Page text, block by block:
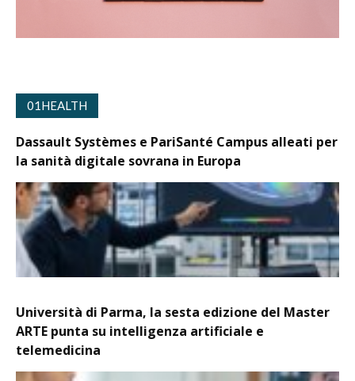
01HEALTH
Dassault Systèmes e PariSanté Campus alleati per
la sanità digitale sovrana in Europa
Università di Parma, la sesta edizione del Master
ARTE punta su intelligenza artificiale e
telemedicina